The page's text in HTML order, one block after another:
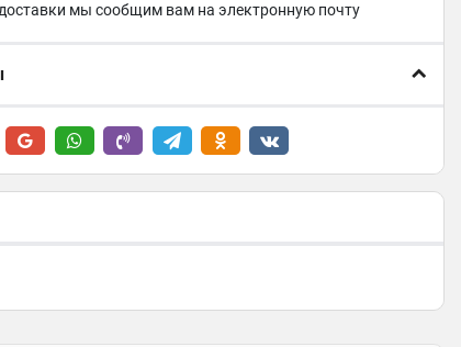
мы сообщим вам на электронную почту